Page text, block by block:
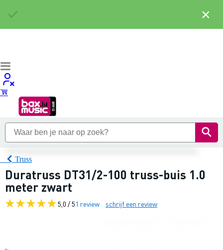
Truss
Duratruss DT31/2-100 truss-buis 1.0
meter zwart
5,0 / 51 review schrijf een review
×